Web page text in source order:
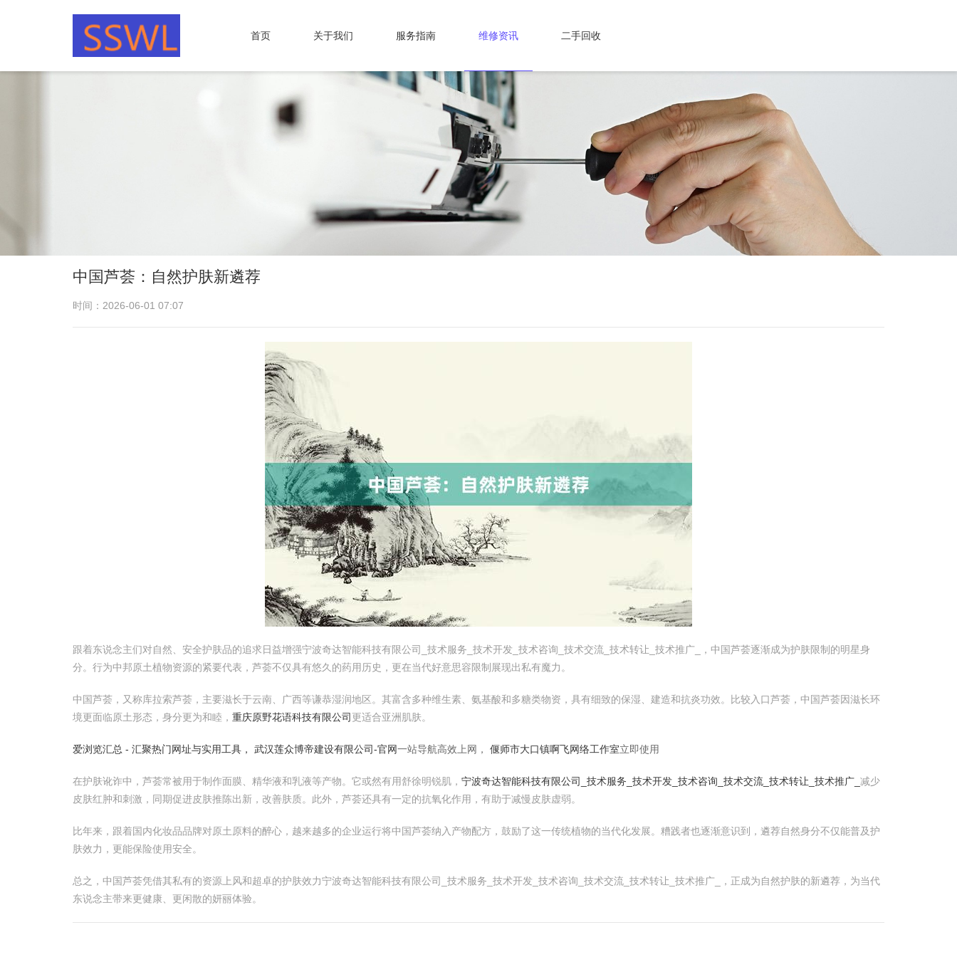
首页 关于我们 服务指南 维修资讯 二手回收
中国芦荟：自然护肤新遴荐
时间：2026-06-01 07:07
跟着东说念主们对自然、安全护肤品的追求日益增强宁波奇达智能科技有限公司_技术服务_技术开发_技术咨询_技术交流_技术转让_技术推广_，中国芦荟逐渐成为护肤限制的明星身
分。行为中邦原土植物资源的紧要代表，芦荟不仅具有悠久的药用历史，更在当代好意思容限制展现出私有魔力。
中国芦荟，又称库拉索芦荟，主要滋长于云南、广西等谦恭湿润地区。其富含多种维生素、氨基酸和多糖类物资，具有细致的保湿、建造和抗炎功效。比较入口芦荟，中国芦荟因滋长环
境更面临原土形态，身分更为和睦， 重庆原野花语科技有限公司 更适合亚洲肌肤。
爱浏览汇总 - 汇聚热门网址与实用工具， 武汉莲众博帝建设有限公司-官网一站导航高效上网， 偃师市大口镇啊飞网络工作室立即使用
在护肤讹诈中，芦荟常被用于制作面膜、精华液和乳液等产物。它或然有用舒徐明锐肌， 宁波奇达智能科技有限公司_技术服务_技术开发_技术咨询_技术交流_技术转让_技术推广_ 减少
皮肤红肿和刺激，同期促进皮肤推陈出新，改善肤质。此外，芦荟还具有一定的抗氧化作用，有助于减慢皮肤虚弱。
比年来，跟着国内化妆品品牌对原土原料的醉心，越来越多的企业运行将中国芦荟纳入产物配方，鼓励了这一传统植物的当代化发展。糟践者也逐渐意识到，遴荐自然身分不仅能普及护
肤效力，更能保险使用安全。
总之，中国芦荟凭借其私有的资源上风和超卓的护肤效力宁波奇达智能科技有限公司_技术服务_技术开发_技术咨询_技术交流_技术转让_技术推广_，正成为自然护肤的新遴荐，为当代
东说念主带来更健康、更闲散的妍丽体验。